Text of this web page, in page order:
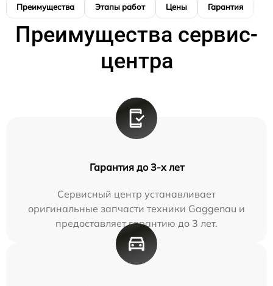
Преимущества Этапы работ Цены Гарантия
Преимущества сервис-
центра
Гарантия до 3-х лет
Сервисный центр устанавливает
оригинальные запчасти техники Gaggenau и
предоставляет гарантию до 3 лет.